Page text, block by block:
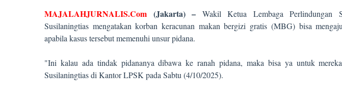
MAJALAHJURNALIS.Com (Jakarta) – Wakil Ketua Lembaga Perlindungan
Susilaningtias mengatakan korban keracunan makan bergizi gratis (MBG) bisa
apabila kasus tersebut memenuhi unsur pidana.
"Ini kalau ada tindak pidananya dibawa ke ranah pidana, maka bisa ya untuk
Susilaningtias di Kantor LPSK pada Sabtu (4/10/2025).